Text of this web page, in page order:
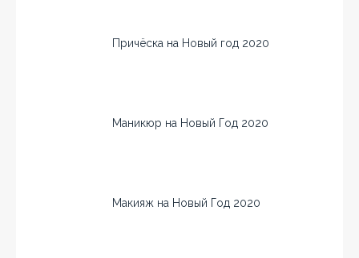
Причёска на Новый год 2020
Маникюр на Новый Год 2020
Макияж на Новый Год 2020